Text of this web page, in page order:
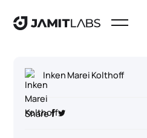
Inken Marei Kolthoff
Share